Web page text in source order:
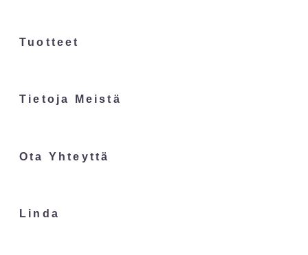
Tuotteet
Tietoja Meistä
Ota Yhteyttä
Linda